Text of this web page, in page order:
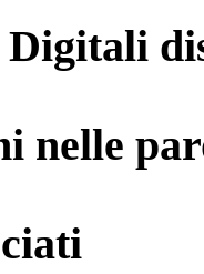
Digitali
nelle